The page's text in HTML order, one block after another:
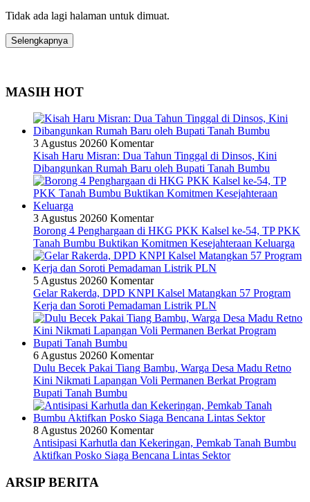
Tidak ada lagi halaman untuk dimuat.
Selengkapnya
MASIH HOT
3 Agustus 20260 Komentar
Kisah Haru Misran: Dua Tahun Tinggal di Dinsos, Kini
Dibangunkan Rumah Baru oleh Bupati Tanah Bumbu
3 Agustus 20260 Komentar
Borong 4 Penghargaan di HKG PKK Kalsel ke-54, TP PKK
Tanah Bumbu Buktikan Komitmen Kesejahteraan Keluarga
5 Agustus 20260 Komentar
Gelar Rakerda, DPD KNPI Kalsel Matangkan 57 Program
Kerja dan Soroti Pemadaman Listrik PLN
6 Agustus 20260 Komentar
Dulu Becek Pakai Tiang Bambu, Warga Desa Madu Retno
Kini Nikmati Lapangan Voli Permanen Berkat Program
Bupati Tanah Bumbu
8 Agustus 20260 Komentar
Antisipasi Karhutla dan Kekeringan, Pemkab Tanah Bumbu
Aktifkan Posko Siaga Bencana Lintas Sektor
ARSIP BERITA